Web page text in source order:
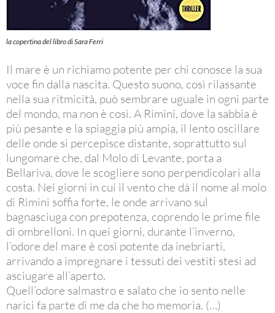
la copertina del libro di Sara Ferri
Il mare è un richiamo potente per chi conosce la sua
voce fin dalla nascita. Questo suono, così rilassante
nella sua ritmicità, può sembrare uguale in ogni parte
del mondo, ma non è così. A Rimini, dove la sabbia è
più pesante e la spiaggia più ampia, il lento oscillare
delle onde si percepisce distante, soprattutto sul
lungomare che, dal Molo di Levante, porta a
Bellariva, dove le scogliere sono perpendicolari alla
costa. Nei giorni in cui il vento che dà il nome al molo
di Rimini soffia forte, le onde arrivano sul
bagnasciuga con prepotenza, coprendo le prime file
di ombrelloni. In quei giorni, durante l’inverno,
l’odore del mare è così potente da inebriarti,
arrivando a impregnare i tessuti dei vestiti stesi ad
asciugare all’aperto.
Quell’odore salmastro e salato che io sento nelle
narici fa parte di me da che ho memoria. (…)